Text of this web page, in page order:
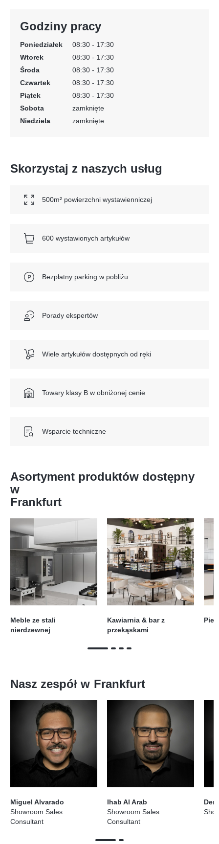
Godziny pracy
Poniedziałek
08:30 - 17:30
Wtorek
08:30 - 17:30
Środa
08:30 - 17:30
Czwartek
08:30 - 17:30
Piątek
08:30 - 17:30
Sobota
zamknięte
Niedziela
zamknięte
Skorzystaj z naszych usług
500m² powierzchni wystawienniczej
600 wystawionych artykułów
Bezpłatny parking w pobliżu
Porady ekspertów
Wiele artykułów dostępnych od ręki
Towary klasy B w obniżonej cenie
Wsparcie techniczne
Asortyment produktów dostępny
w
Frankfurt
Meble ze stali
nierdzewnej
Kawiarnia & bar z
przekąskami
Nasz zespół w Frankfurt
Miguel Alvarado
Showroom Sales
Consultant
Ihab Al Arab
Showroom Sales
Consultant